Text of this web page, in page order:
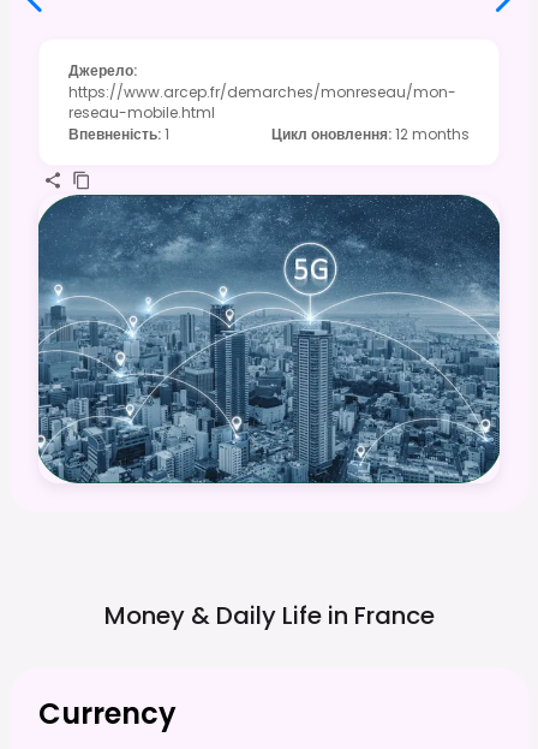
Джерело:
https://www.arcep.fr/demarches/monreseau/mon-
reseau-mobile.html
Впевненість:1 Цикл оновлення:12 months
Money & Daily Life in France
Currency